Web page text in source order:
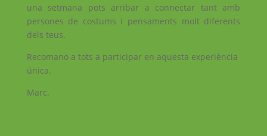
una setmana pots arribar a connectar tant amb
persones de costums i pensaments molt diferents
dels teus.
Recomano a tots a participar en aquesta experiència
única.
Marc.